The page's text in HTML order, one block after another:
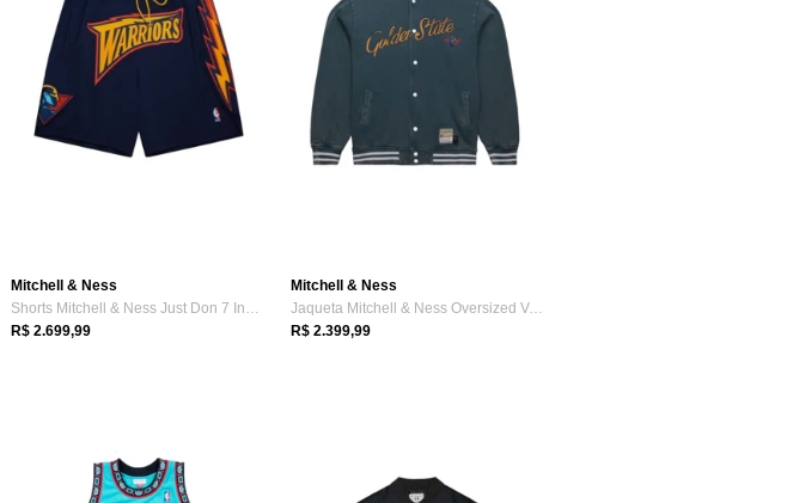
Mitchell & Ness
Shorts Mitchell & Ness Just Don 7 Inch G...
R$ 2.699,99
Mitchell & Ness
Jaqueta Mitchell & Ness Oversized Varsit...
R$ 2.399,99